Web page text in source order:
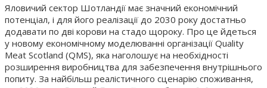
Яловичий сектор Шотландії має значний економічний
потенціал, і для його реалізації до 2030 року достатньо
додавати по дві корови на стадо щороку. Про це йдеться
у новому економічному моделюванні організації Quality
Meat Scotland (QMS), яка наголошує на необхідності
розширення виробництва для забезпечення внутрішнього
попиту. За найбільш реалістичного сценарію споживання,